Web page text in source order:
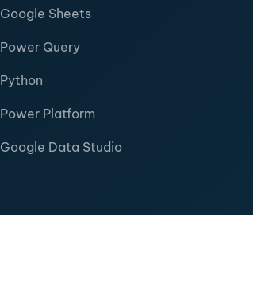
Google Sheets
Power Query
Python
Power Platform
Google Data Studio